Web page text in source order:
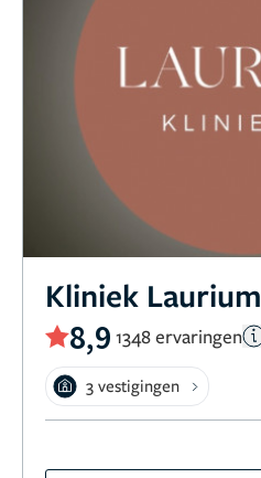
Kliniek Laurium
8,9 1348 ervaringen
3 vestigingen